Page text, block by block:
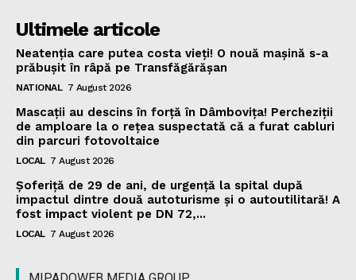
Ultimele articole
Neatenția care putea costa vieți! O nouă mașină s-a
prăbușit în râpă pe Transfăgărășan
NATIONAL 7 August 2026
Mascații au descins în forță în Dâmbovița! Percheziții
de amploare la o rețea suspectată că a furat cabluri
din parcuri fotovoltaice
LOCAL 7 August 2026
Șoferiță de 29 de ani, de urgență la spital după
impactul dintre două autoturisme și o autoutilitară! A
fost impact violent pe DN 72,...
LOCAL 7 August 2026